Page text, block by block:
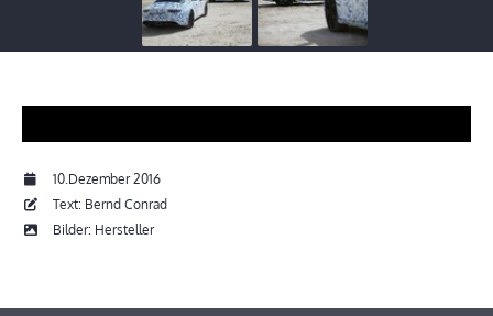
10.Dezember 2016
Text: Bernd Conrad
Bilder: Hersteller